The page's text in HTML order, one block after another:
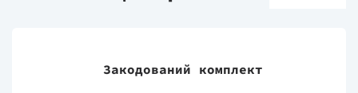
Закодований комплект